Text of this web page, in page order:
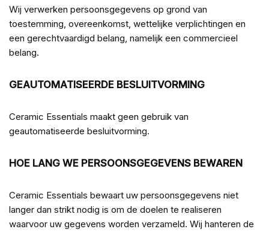
Wij verwerken persoonsgegevens op grond van
toestemming, overeenkomst, wettelijke verplichtingen en
een gerechtvaardigd belang, namelijk een commercieel
belang.
GEAUTOMATISEERDE BESLUITVORMING
Ceramic Essentials maakt geen gebruik van
geautomatiseerde besluitvorming.
HOE LANG WE PERSOONSGEGEVENS BEWAREN
Ceramic Essentials bewaart uw persoonsgegevens niet
langer dan strikt nodig is om de doelen te realiseren
waarvoor uw gegevens worden verzameld. Wij hanteren de